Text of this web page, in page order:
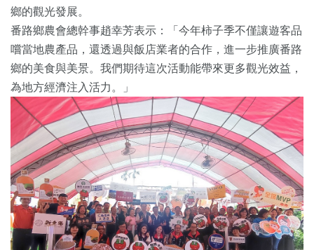
鄉的觀光發展。
番路鄉農會總幹事趙幸芳表示：「今年柿子季不僅讓遊客品
嚐當地農產品，還透過與飯店業者的合作，進一步推廣番路
鄉的美食與美景。我們期待這次活動能帶來更多觀光效益，
為地方經濟注入活力。」